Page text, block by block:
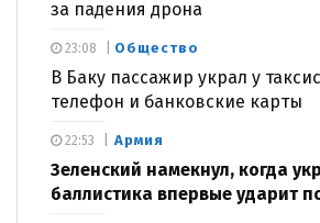
за падения дрона
Общество
В Баку пассажир украл у
телефон и банковские карты
23:08
Армия
Зеленский намекнул, когда
баллистика впервые ударит
22:53